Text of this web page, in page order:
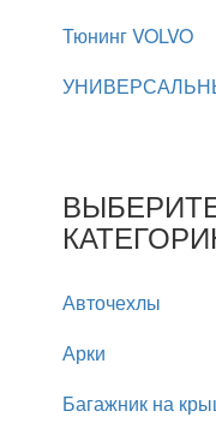
Тюнинг VOLVO
Авточехлы
Арки
Багажник на